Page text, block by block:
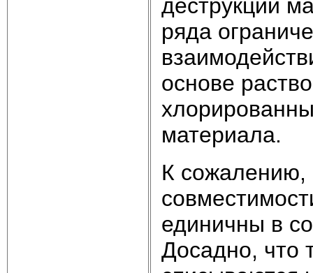
деструкции
ряда
основе
материала.
К сожалению,
единичны в
Досадно, что